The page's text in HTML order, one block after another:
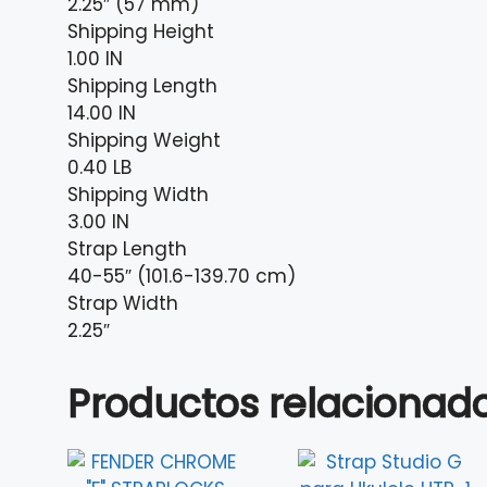
Shipping Height
1.00 IN
Shipping Length
14.00 IN
Shipping Weight
0.40 LB
Shipping Width
3.00 IN
Strap Length
40-55″ (101.6-139.70 cm)
Strap Width
2.25″
Productos